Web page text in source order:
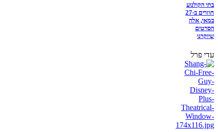
בתי הקולנוע
חוזרים ב-27
במאי, אלה
הסרטים
שיוקרנו
עדי פרל